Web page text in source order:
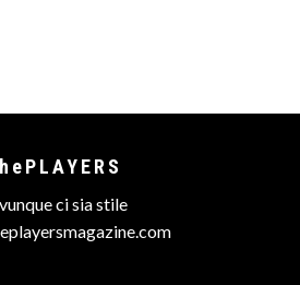
ci sia stile